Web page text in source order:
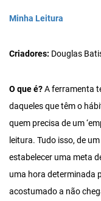
Minha Leitura
Criadores: Douglas
O que é?A ferramenta
daqueles que têm o
quem precisa de um
leitura. Tudo isso, de
estabelecer uma meta
uma hora determinada
acostumado a não